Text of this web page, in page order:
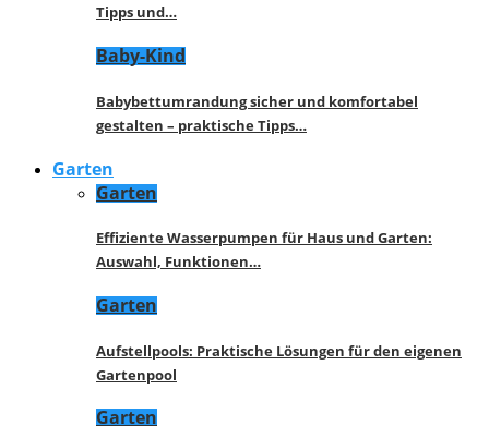
Tipps und…
Baby-Kind
Babybettumrandung sicher und komfortabel
gestalten – praktische Tipps…
Garten
Garten
Effiziente Wasserpumpen für Haus und Garten:
Auswahl, Funktionen…
Garten
Aufstellpools: Praktische Lösungen für den eigenen
Gartenpool
Garten